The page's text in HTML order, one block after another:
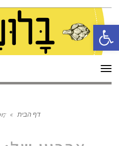
פתח סרגל נגישות
תפריט
דף הבית »